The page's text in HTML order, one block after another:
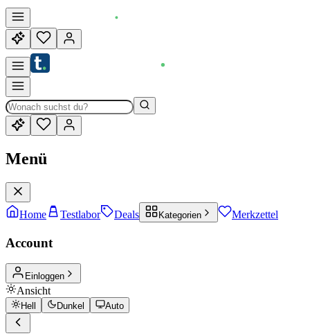
Menü
Home Testlabor Deals Kategorien Merkzettel
Account
Einloggen
Ansicht
Hell Dunkel Auto